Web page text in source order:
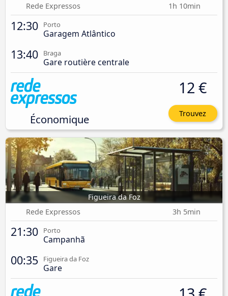
Rede Expressos
1h 10min
12:30 Porto
Garagem Atlântico
13:40 Braga
Gare routière centrale
Économique
12 €
Trouvez
Figueira da Foz
Rede Expressos
3h 5min
21:30 Porto
Campanhã
00:35 Figueira da Foz
Gare